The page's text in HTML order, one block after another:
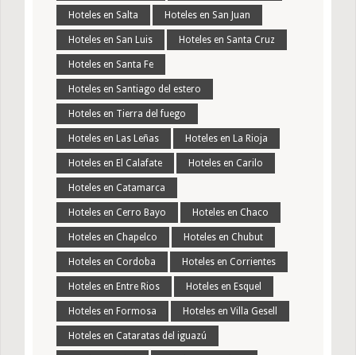
Hoteles en Salta Hoteles en San Juan
Hoteles en San Luis Hoteles en Santa Cruz
Hoteles en Santa Fe
Hoteles en Santiago del estero
Hoteles en Tierra del fuego
Hoteles en Las Leñas Hoteles en La Rioja
Hoteles en El Calafate Hoteles en Carilo
Hoteles en Catamarca
Hoteles en Cerro Bayo Hoteles en Chaco
Hoteles en Chapelco Hoteles en Chubut
Hoteles en Cordoba Hoteles en Corrientes
Hoteles en Entre Rios Hoteles en Esquel
Hoteles en Formosa Hoteles en Villa Gesell
Hoteles en Cataratas del iguazú